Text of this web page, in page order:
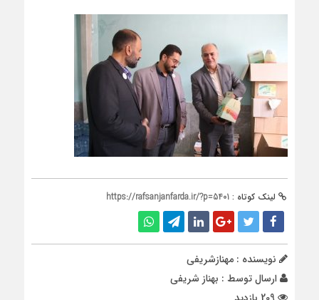
لینک کوتاه : https://rafsanjanfarda.ir/?p=5401
نویسنده : مهنازشریفی
ارسال توسط : بهناز شریفی